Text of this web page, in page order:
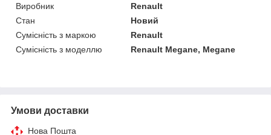
Виробник
Renault
Стан
Новий
Сумісність з маркою
Renault
Сумісність з моделлю
Renault Megane, Megane
Умови доставки
Нова Пошта